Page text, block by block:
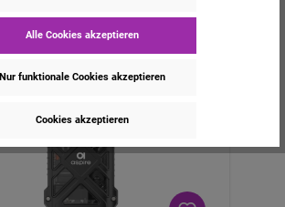
Alle Cookies akzeptieren
Nur funktionale Cookies akzeptieren
Cookies akzeptieren